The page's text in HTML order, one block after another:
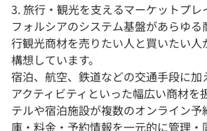
3. 旅行・観光を支えるマーケットプレ
フォルシアのシステム基盤があらゆ
行観光商材を売りたい人と買いたい人
構想しています。
宿泊、航空、鉄道などの交通手段に加
アクティビティといった幅広い商材を
テルや宿泊施設が複数のオンライン予
庫・料金・予約情報を一元的に管理